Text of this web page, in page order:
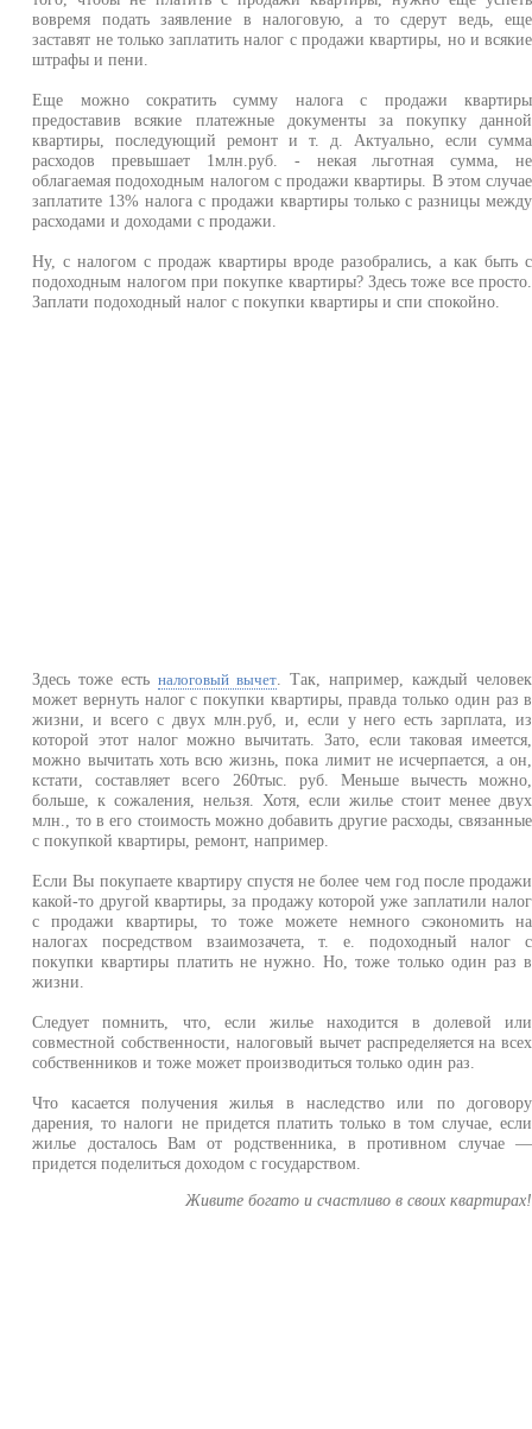
вовремя подать заявление в налоговую, а то сдерут ведь, еще
заставят не только заплатить налог с продажи квартиры, но и всякие
штрафы и пени.
Еще можно сократить сумму налога с продажи квартиры
предоставив всякие платежные документы за покупку данной
квартиры, последующий ремонт и т. д. Актуально, если сумма
расходов превышает 1млн.руб. - некая льготная сумма, не
облагаемая подоходным налогом с продажи квартиры. В этом случае
заплатите 13% налога с продажи квартиры только с разницы между
расходами и доходами с продажи.
Ну, с налогом с продаж квартиры вроде разобрались, а как быть с
подоходным налогом при покупке квартиры? Здесь тоже все просто.
Заплати подоходный налог с покупки квартиры и спи спокойно.
Здесь тоже естьналоговый вычет . Так, например, каждый человек
может вернуть налог с покупки квартиры, правда только один раз в
жизни, и всего с двух млн.руб, и, если у него есть зарплата, из
которой этот налог можно вычитать. Зато, если таковая имеется,
можно вычитать хоть всю жизнь, пока лимит не исчерпается, а он,
кстати, составляет всего 260тыс. руб. Меньше вычесть можно,
больше, к сожаления, нельзя. Хотя, если жилье стоит менее двух
млн., то в его стоимость можно добавить другие расходы, связанные
с покупкой квартиры, ремонт, например.
Если Вы покупаете квартиру спустя не более чем год после продажи
какой-то другой квартиры, за продажу которой уже заплатили налог
с продажи квартиры, то тоже можете немного сэкономить на
налогах посредством взаимозачета, т. е. подоходный налог с
покупки квартиры платить не нужно. Но, тоже только один раз в
жизни.
Следует помнить, что, если жилье находится в долевой или
совместной собственности, налоговый вычет распределяется на всех
собственников и тоже может производиться только один раз.
Что касается получения жилья в наследство или по договору
дарения, то налоги не придется платить только в том случае, если
жилье досталось Вам от родственника, в противном случае —
придется поделиться доходом с государством.
Живите богато и счастливо в своих квартирах!